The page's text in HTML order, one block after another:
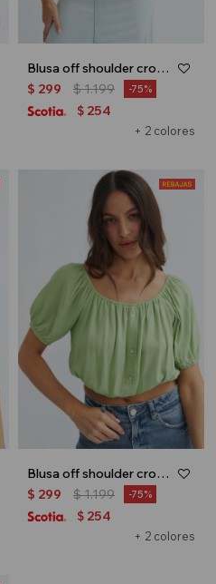
Blusa off shoulder crop top - Rojo
+ 2 colores
$ 299 $1.199 75
$ 254
Blusa off shoulder crop top - Verde lima
+ 2 colores
$ 299 $1.199 75
$ 254